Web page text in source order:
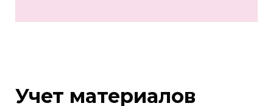
Учет материалов